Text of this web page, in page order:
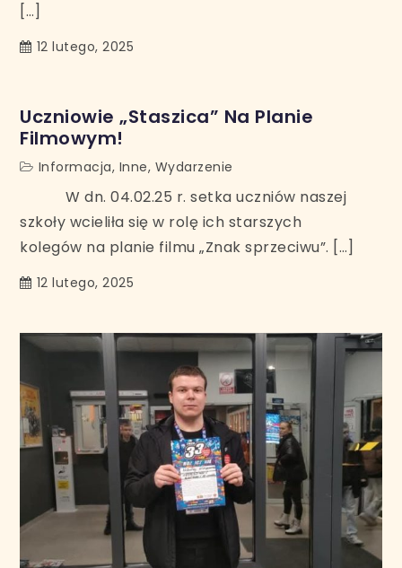
[…]
12 lutego, 2025
Uczniowie „Staszica” Na Planie
Filmowym!
Informacja, Inne, Wydarzenie
W dn. 04.02.25 r. setka uczniów naszej
szkoły wcieliła się w rolę ich starszych
kolegów na planie filmu „Znak sprzeciwu”. […]
12 lutego, 2025